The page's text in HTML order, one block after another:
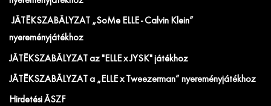
JÁTÉKSZABÁLYZAT „SoMe ELLE - Calvin Klein”
nyereményjátékhoz
JÁTÉKSZABÁLYZAT az "ELLE x JYSK" játékhoz
JÁTÉKSZABÁLYZAT a „ELLE x Tweezerman” nyereményjátékhoz
Hirdetési ÁSZF